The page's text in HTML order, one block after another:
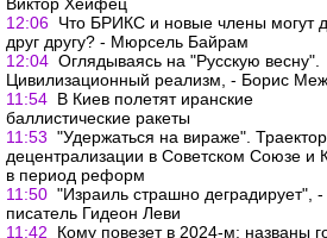
12:06 Что БРИКС и новые члены могут
друг другу? - Мюрсель Байрам
12:04 Оглядываясь на "Русскую весну".
Цивилизационный реализм, - Борис
11:54 В Киев полетят иранские
баллистические ракеты
11:53 "Удержаться на вираже".
децентрализации в Советском Союзе и
в период реформ
11:50 "Израиль страшно деградирует", -
писатель Гидеон Леви
11:42
Кому повезет в 2024-м: названы